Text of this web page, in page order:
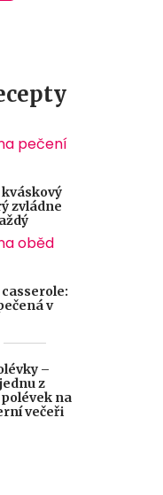
pečení
zvládne
oběd
v
–
z
na
večeři